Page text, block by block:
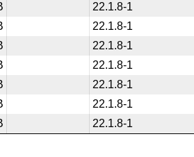
22.1.8-1
22.1.8-1
22.1.8-1
22.1.8-1
22.1.8-1
22.1.8-1
22.1.8-1